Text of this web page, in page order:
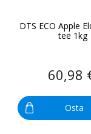
DTS ECO Apple
tee 1kg
60,98
Osta